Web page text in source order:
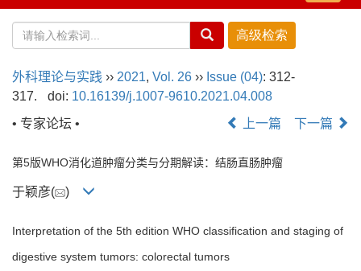
航
外科理论与实践 ›› 2021, Vol. 26 ›› Issue (04): 312-
317.
doi: 10.16139/j.1007-9610.2021.04.008
• 专家论坛 •
上一篇 下一篇
第5版WHO消化道肿瘤分类与分期解读：结肠直肠肿瘤
于颖彦( )
Interpretation of the 5th edition WHO classification and staging of
digestive system tumors: colorectal tumors